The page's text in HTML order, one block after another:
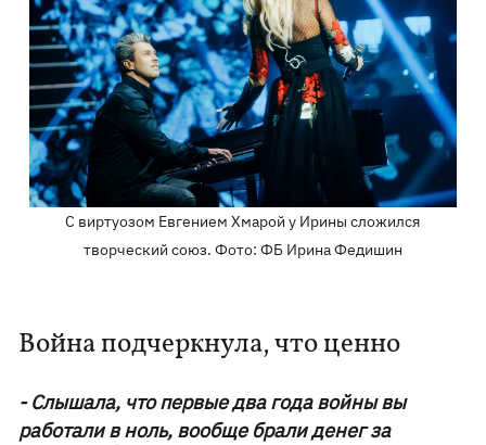
С виртуозом Евгением Хмарой у Ирины сложился
творческий союз. Фото: ФБ Ирина Федишин
Война подчеркнула, что ценно
- Слышала, что первые два года войны вы
работали в ноль, вообще брали денег за